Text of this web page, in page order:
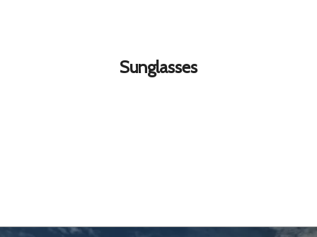
Sunglasses